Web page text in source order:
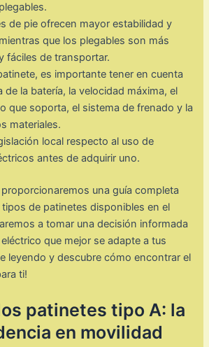
de pie ofrecen mayor estabilidad y
que los plegables son más
fáciles de transportar.
es importante tener en cuenta
de la batería, la velocidad máxima, el
que soporta, el sistema de frenado y la
materiales.
local respecto al uso de
antes de adquirir uno.
una guía completa
de patinetes disponibles en el
a tomar una decisión informada
que mejor se adapte a tus
leyendo y descubre cómo encontrar el
ti!
patinetes tipo A: la
en movilidad